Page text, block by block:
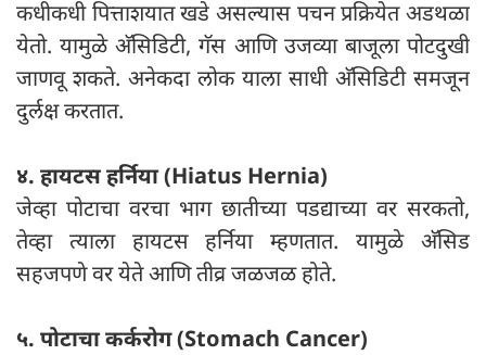
कधीकधी पित्ताशयात खडे असल्यास पचन प्रक्रियेत अडथळा
येतो. यामुळे अ‍ॅसिडिटी, गॅस आणि उजव्या बाजूला पोटदुखी
जाणवू शकते. अनेकदा लोक याला साधी अ‍ॅसिडिटी समजून
दुर्लक्ष करतात.
४. हायटस हर्निया (Hiatus Hernia)
जेव्हा पोटाचा वरचा भाग छातीच्या पडद्याच्या वर सरकतो,
तेव्हा त्याला हायटस हर्निया म्हणतात. यामुळे अ‍ॅसिड
सहजपणे वर येते आणि तीव्र जळजळ होते.
५. पोटाचा कर्करोग (Stomach Cancer)